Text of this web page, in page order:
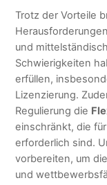
Trotz der Vorteile
und
Schwierigkeiten
erfüllen,
Lizenzierung.
Regulierung die
einschränkt, die
erforderlich sind.
vorbereiten, um
und